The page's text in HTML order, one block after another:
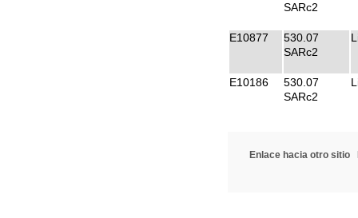
SARc2
E10877
530.07
SARc2
E10186
530.07
SARc2
Enlace hacia otro sitio